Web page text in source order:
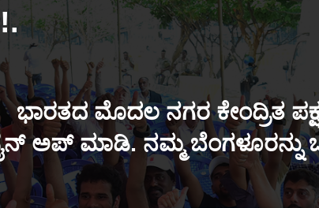
ಭಾರತದ ಮೊದಲ ನಗರ ಕೇಂದ್ರಿತ
ಅಪ್ ಮಾಡಿ. ನಮ್ಮ